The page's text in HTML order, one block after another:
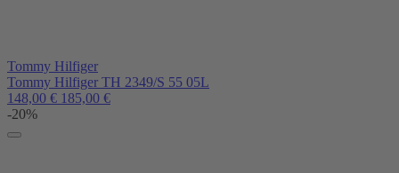
Tommy Hilfiger
Tommy Hilfiger TH 2349/S 55 05L
148,00 € 185,00 €
-20%